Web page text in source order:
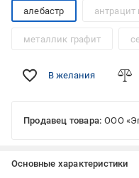
алебастр
металлик графит
В желания
Продавец товара: ООО
Основные характеристики